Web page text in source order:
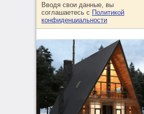
Вводя свои данные, вы
соглашаетесь с Политикой
конфиденциальности